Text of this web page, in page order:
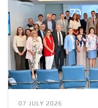
07 JULY 2026